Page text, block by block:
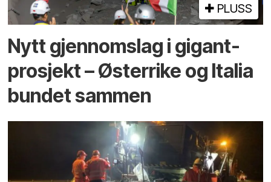
PLUSS
Nytt gjennomslag i gigant­
prosjekt – Østerrike og Italia
bundet sammen